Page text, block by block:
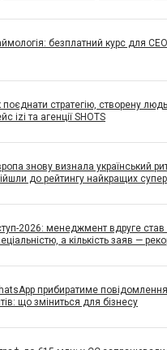
безплатний курс для
поєднати стратегію, створену
izi та агенції SHOTS
знову визнала український
до рейтингу найкращих
2026: менеджмент вдруге
а кількість заяв —
прибиратиме
що зміниться для бізнесу